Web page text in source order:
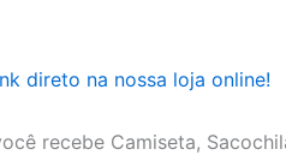
direto na nossa loja online!
recebe Camiseta,